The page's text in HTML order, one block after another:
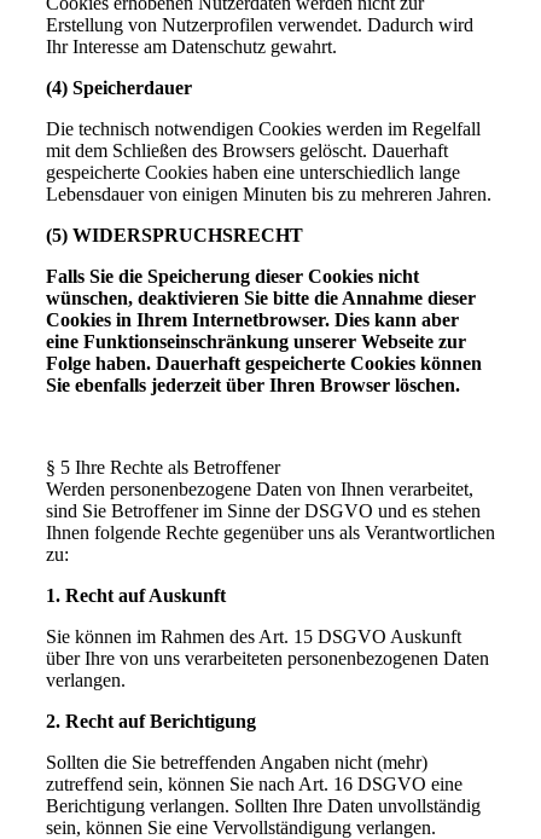
Erstellung von Nutzerprofilen verwendet. Dadurch wird
Ihr Interesse am Datenschutz gewahrt.
(4) Speicherdauer
Die technisch notwendigen Cookies werden im Regelfall
mit dem Schließen des Browsers gelöscht. Dauerhaft
gespeicherte Cookies haben eine unterschiedlich lange
Lebensdauer von einigen Minuten bis zu mehreren Jahren.
(5) WIDERSPRUCHSRECHT
Falls Sie die Speicherung dieser Cookies nicht
wünschen, deaktivieren Sie bitte die Annahme dieser
Cookies in Ihrem Internetbrowser. Dies kann aber
eine Funktionseinschränkung unserer Webseite zur
Folge haben. Dauerhaft gespeicherte Cookies können
Sie ebenfalls jederzeit über Ihren Browser löschen.
§ 5 Ihre Rechte als Betroffener
Werden personenbezogene Daten von Ihnen verarbeitet,
sind Sie Betroffener im Sinne der DSGVO und es stehen
Ihnen folgende Rechte gegenüber uns als Verantwortlichen
zu:
1. Recht auf Auskunft
Sie können im Rahmen des Art. 15 DSGVO Auskunft
über Ihre von uns verarbeiteten personenbezogenen Daten
verlangen.
2. Recht auf Berichtigung
Sollten die Sie betreffenden Angaben nicht (mehr)
zutreffend sein, können Sie nach Art. 16 DSGVO eine
Berichtigung verlangen. Sollten Ihre Daten unvollständig
sein, können Sie eine Vervollständigung verlangen.